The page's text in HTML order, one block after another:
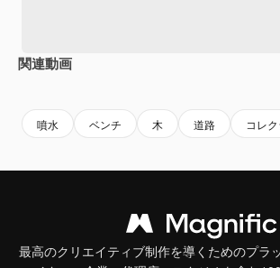
関連動画
噴水 ベンチ 木 道路 コレ
最高のクリエイティブ制作を導くためのプラ